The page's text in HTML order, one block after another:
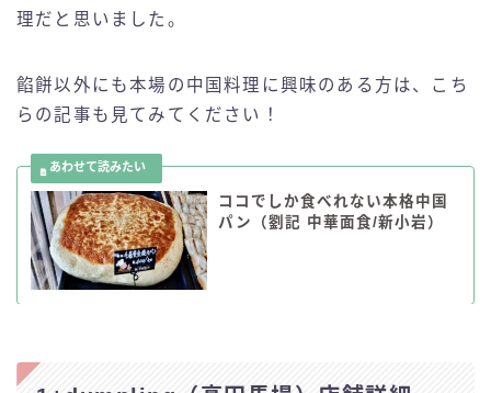
理だと思いました。
餡餅以外にも本場の中国料理に興味のある方は、こち
らの記事も見てみてください！
ココでしか食べれない本格中国
パン（劉記 中華面食/新小岩）